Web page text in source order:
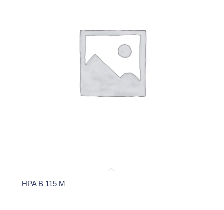
HPA B 115 M